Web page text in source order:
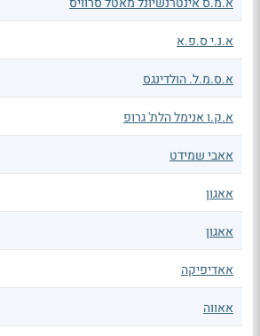
א.נ.י ס.פ.א
א.ס.מ.ל. הולדינגס
א.ק.ו אנימל הלת' גרופ
אאבי שמידט
אאגון
אאגון
אאדיפיקה
אאווה